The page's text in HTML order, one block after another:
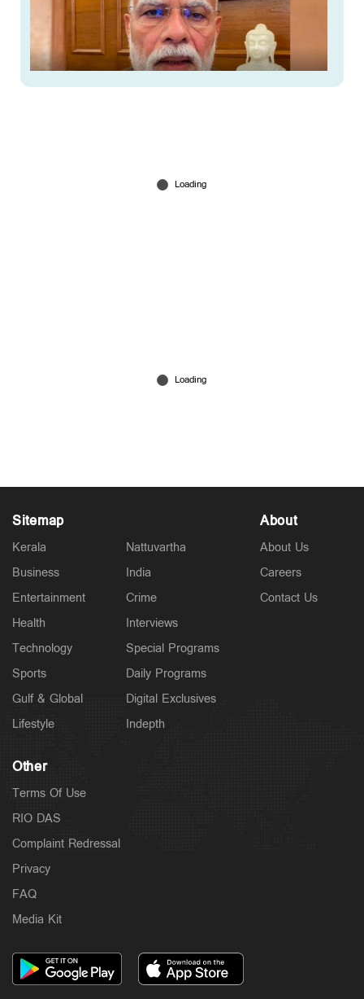
അഞ്ച് ജില്ലകളിലെ വിദ്യാഭ്യാസ സ്ഥാപനങ്ങള്‍ക്ക്
Sitemap
Kerala
Business
Entertainment
Health
Technology
Sports
Gulf & Global
Lifestyle
Nattuvartha
India
Crime
Interviews
Special Programs
Daily Programs
Digital Exclusives
Indepth
About
About Us
Careers
Contact Us
Other
Terms Of Use
RIO DAS
Complaint Redressal
Privacy
FAQ
Media Kit